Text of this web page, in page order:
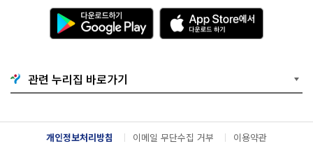
다
운
로
기
G
o
g
l
A
p
p
e
서
다
관련 누리집 바로가기
개인정보처리방침 이메일 무단수집 거부 이용약관